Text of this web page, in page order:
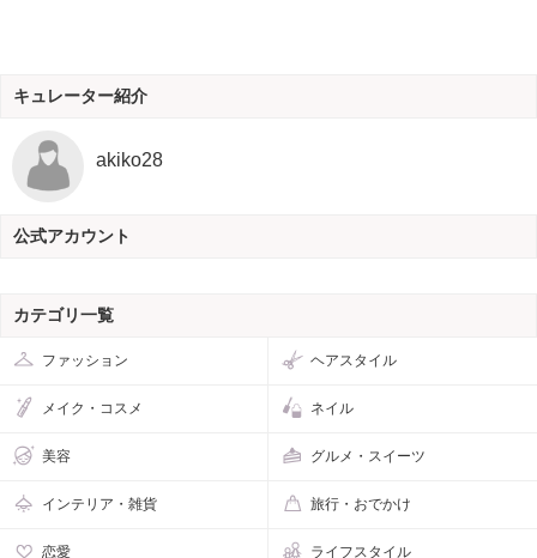
キュレーター紹介
akiko28
公式アカウント
カテゴリ一覧
ファッション ヘアスタイル
メイク・コスメ ネイル
美容 グルメ・スイーツ
インテリア・雑貨 旅行・おでかけ
恋愛 ライフスタイル